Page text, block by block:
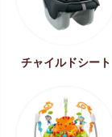
チャイルドシート